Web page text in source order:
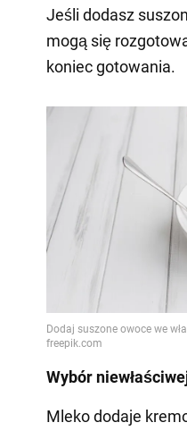
Jeśli dodasz
mogą się
koniec gotowania.
Wybór
Mleko dodaje